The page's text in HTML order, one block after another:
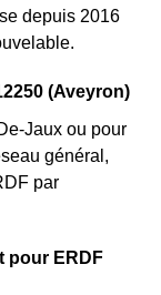
depuis 2016
(Aveyron)
Jaux ou pour
général,
par
pour ERDF